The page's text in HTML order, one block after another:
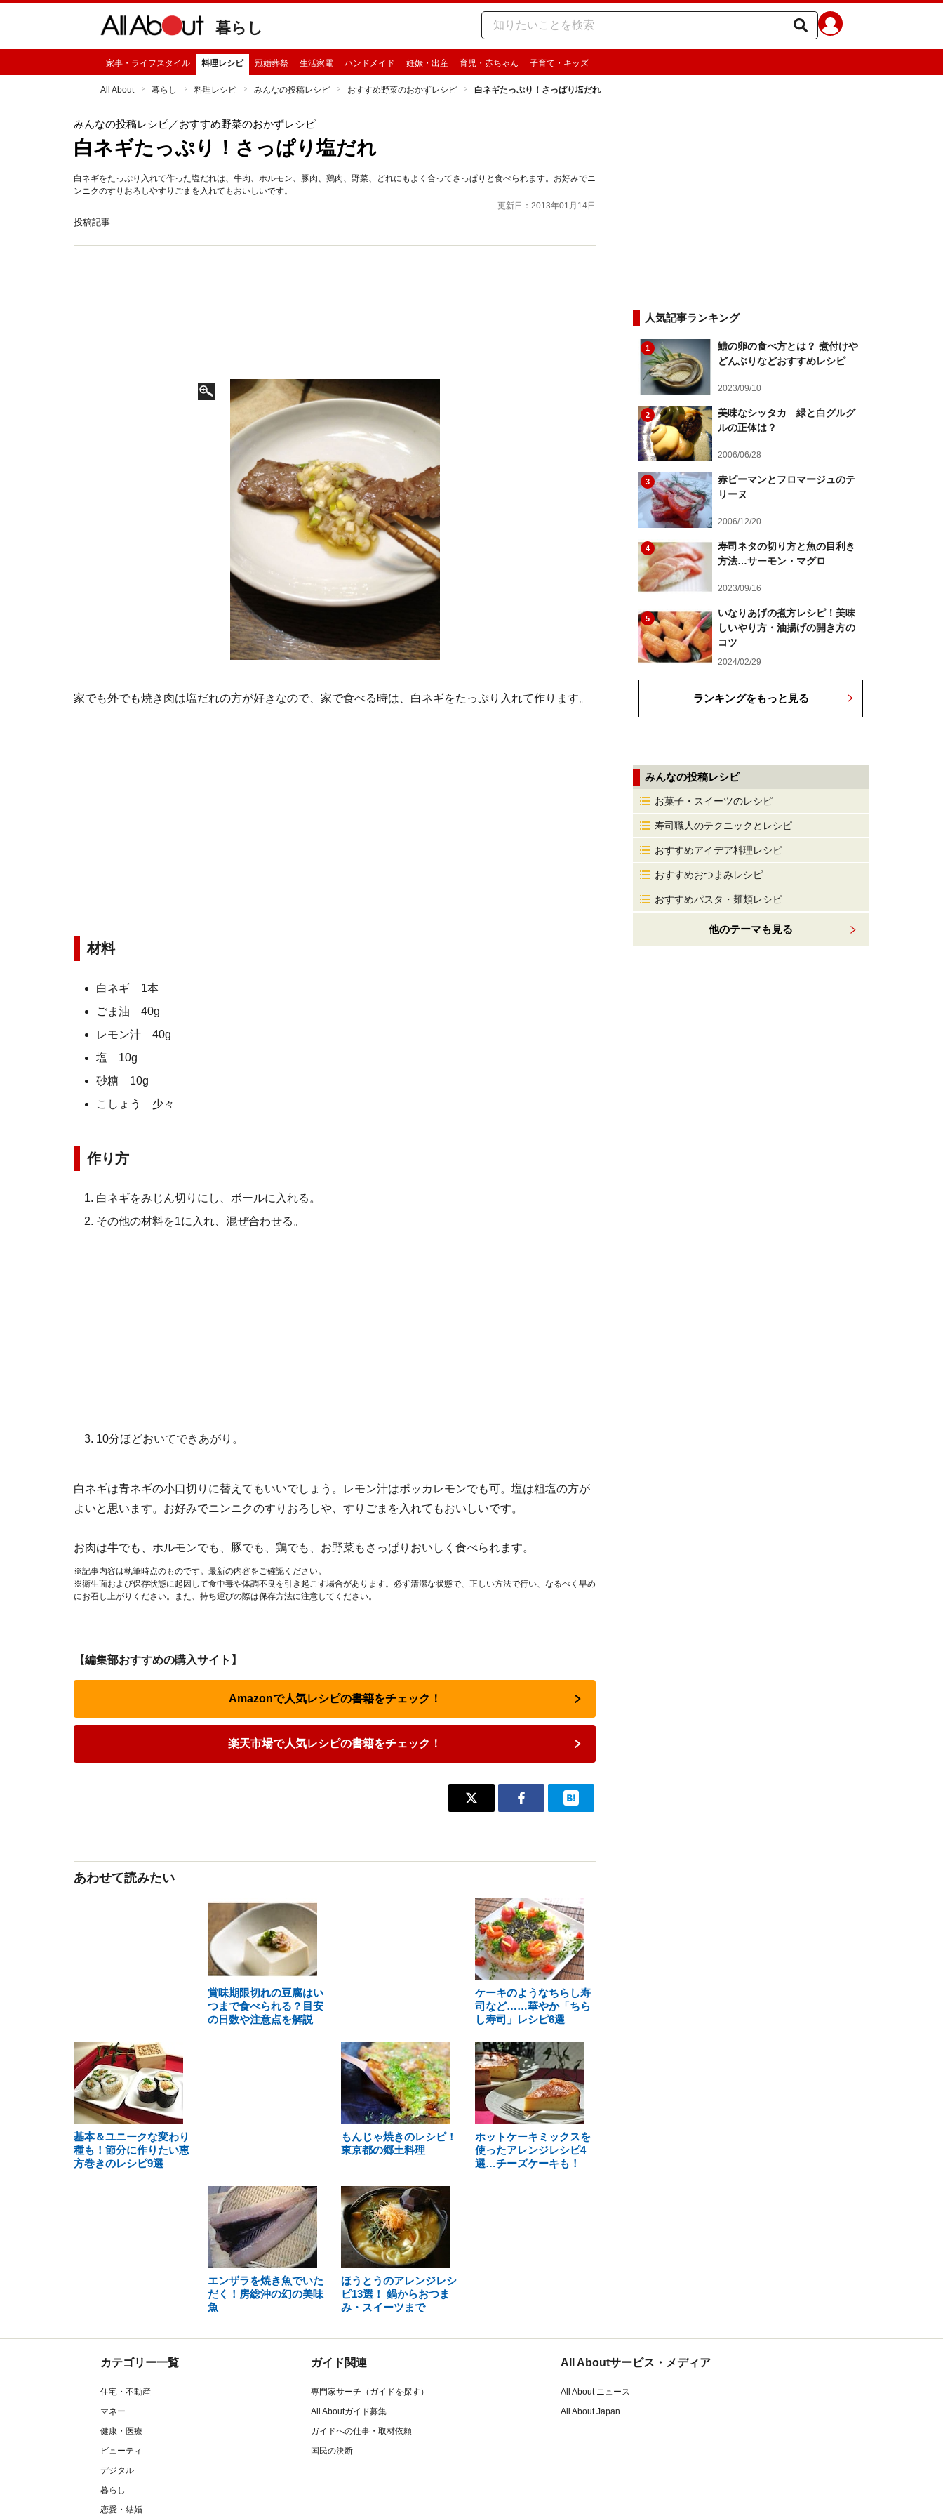
暮らし
家事・ライフスタイル 料理レシピ 冠婚葬祭 生活家電 ハンドメイド 妊娠・出産 育児・赤ちゃん 子育て・キッズ
All About 暮らし 料理レシピ みんなの投稿レシピ おすすめ野菜のおかずレシピ 白ネギたっぷり！さっぱり塩だれ
みんなの投稿レシピ／おすすめ野菜のおかずレシピ
白ネギたっぷり！さっぱり塩だれ
白ネギをたっぷり入れて作った塩だれは、牛肉、ホルモン、豚肉、鶏肉、野菜、どれにもよく合ってさっぱりと食べられます。お好みでニ
ンニクのすりおろしやすりごまを入れてもおいしいです。
更新日：2013年01月14日
投稿記事
家でも外でも焼き肉は塩だれの方が好きなので、家で食べる時は、白ネギをたっぷり入れて作ります。
材料
白ネギ 1本
ごま油 40g
レモン汁 40g
塩 10g
砂糖 10g
こしょう 少々
作り方
白ネギをみじん切りにし、ボールに入れる。
その他の材料を1に入れ、混ぜ合わせる。
10分ほどおいてできあがり。
白ネギは青ネギの小口切りに替えてもいいでしょう。レモン汁はポッカレモンでも可。塩は粗塩の方が
よいと思います。お好みでニンニクのすりおろしや、すりごまを入れてもおいしいです。
お肉は牛でも、ホルモンでも、豚でも、鶏でも、お野菜もさっぱりおいしく食べられます。
※記事内容は執筆時点のものです。最新の内容をご確認ください。
※衛生面および保存状態に起因して食中毒や体調不良を引き起こす場合があります。必ず清潔な状態で、正しい方法で行い、なるべく早め
にお召し上がりください。また、持ち運びの際は保存方法に注意してください。
【編集部おすすめの購入サイト】
Amazonで人気レシピの書籍をチェック！
楽天市場で人気レシピの書籍をチェック！
あわせて読みたい
賞味期限切れの豆腐はい
つまで食べられる？目安
の日数や注意点を解説
ケーキのようなちらし寿
司など……華やか「ちら
し寿司」レシピ6選
基本＆ユニークな変わり
種も！節分に作りたい恵
方巻きのレシピ9選
もんじゃ焼きのレシピ！
東京都の郷土料理
ホットケーキミックスを
使ったアレンジレシピ4
選…チーズケーキも！
エンザラを焼き魚でいた
だく！房総沖の幻の美味
魚
ほうとうのアレンジレシ
ピ13選！ 鍋からおつま
み・スイーツまで
人気記事ランキング
1
鱧の卵の食べ方とは？ 煮付けや
どんぶりなどおすすめレシピ
2023/09/10
2
美味なシッタカ 緑と白グルグ
ルの正体は？
2006/06/28
3
赤ピーマンとフロマージュのテ
リーヌ
2006/12/20
4
寿司ネタの切り方と魚の目利き
方法…サーモン・マグロ
2023/09/16
5
いなりあげの煮方レシピ！美味
しいやり方・油揚げの開き方の
コツ
2024/02/29
ランキングをもっと見る
みんなの投稿レシピ
お菓子・スイーツのレシピ
寿司職人のテクニックとレシピ
おすすめアイデア料理レシピ
おすすめおつまみレシピ
おすすめパスタ・麺類レシピ
他のテーマも見る
カテゴリー一覧
住宅・不動産
マネー
健康・医療
ビューティ
デジタル
暮らし
恋愛・結婚
ガイド関連
専門家サーチ（ガイドを探す）
All Aboutガイド募集
ガイドへの仕事・取材依頼
国民の決断
All Aboutサービス・メディア
All About ニュース
All About Japan